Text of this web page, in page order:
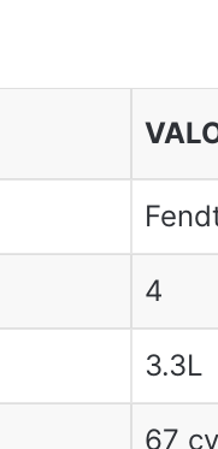
4
3.3L
67 cv